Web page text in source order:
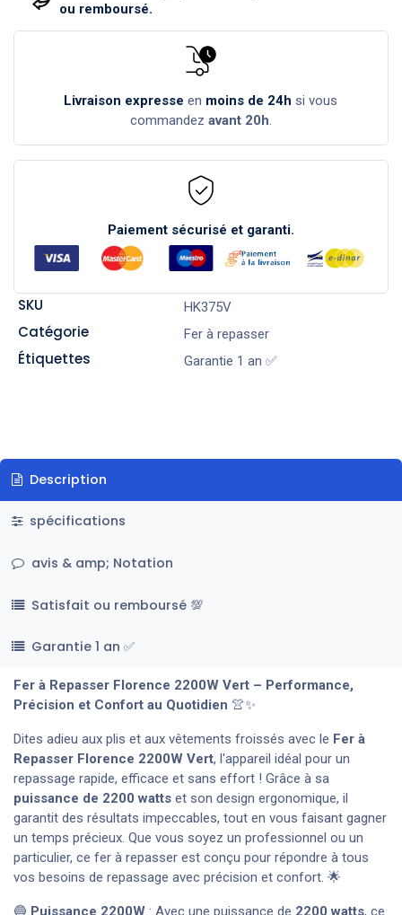
ou remboursé.
Livraison expresse en moins de 24h si vous
commandez avant 20h.
Paiement sécurisé et garanti.
SKU HK375V
Catégorie Fer à repasser
Étiquettes Garantie 1 an ✅
Description
spécifications
avis & amp; Notation
Satisfait ou remboursé 💯
Garantie 1 an ✅
Fer à Repasser Florence 2200W Vert – Performance,
Précision et Confort au Quotidien 👚✨
Dites adieu aux plis et aux vêtements froissés avec le Fer à
Repasser Florence 2200W Vert, l'appareil idéal pour un
repassage rapide, efficace et sans effort ! Grâce à sa
puissance de 2200 watts et son design ergonomique, il
garantit des résultats impeccables, tout en vous faisant gagner
un temps précieux. Que vous soyez un professionnel ou un
particulier, ce fer à repasser est conçu pour répondre à tous
vos besoins de repassage avec précision et confort. 🌟
🔵 Puissance 2200W : Avec une puissance de 2200 watts, ce